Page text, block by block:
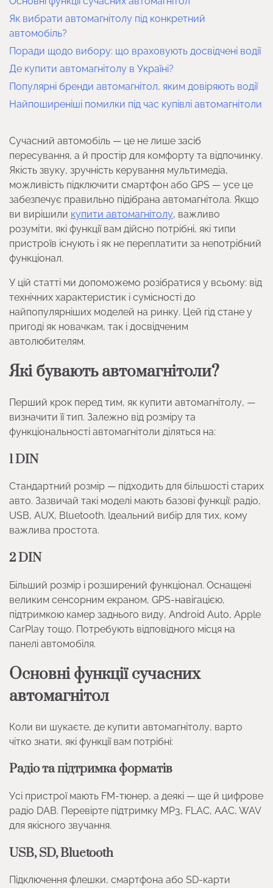
Як вибрати автомагнітолу під конкретний
автомобіль?
Поради щодо вибору: що враховують досвідчені водії
Де купити автомагнітолу в Україні?
Популярні бренди автомагнітол, яким довіряють водії
Найпоширеніші помилки під час купівлі автомагнітоли
Сучасний автомобіль — це не лише засіб
пересування, а й простір для комфорту та відпочинку.
Якість звуку, зручність керування мультимедіа,
можливість підключити смартфон або GPS — усе це
забезпечує правильно підібрана автомагнітола. Якщо
ви вирішили купити автомагнітолу, важливо
розуміти, які функції вам дійсно потрібні, які типи
пристроїв існують і як не переплатити за непотрібний
функціонал.
У цій статті ми допоможемо розібратися у всьому: від
технічних характеристик і сумісності до
найпопулярніших моделей на ринку. Цей гід стане у
пригоді як новачкам, так і досвідченим
автолюбителям.
Які бувають автомагнітоли?
Перший крок перед тим, як купити автомагнітолу, —
визначити її тип. Залежно від розміру та
функціональності автомагнітоли діляться на:
1 DIN
Стандартний розмір — підходить для більшості старих
авто. Зазвичай такі моделі мають базові функції: радіо,
USB, AUX, Bluetooth. Ідеальний вибір для тих, кому
важлива простота.
2 DIN
Більший розмір і розширений функціонал. Оснащені
великим сенсорним екраном, GPS-навігацією,
підтримкою камер заднього виду, Android Auto, Apple
CarPlay тощо. Потребують відповідного місця на
панелі автомобіля.
Основні функції сучасних
автомагнітол
Коли ви шукаєте, де купити автомагнітолу, варто
чітко знати, які функції вам потрібні:
Радіо та підтримка форматів
Усі пристрої мають FM-тюнер, а деякі — ще й цифрове
радіо DAB. Перевірте підтримку MP3, FLAC, AAC, WAV
для якісного звучання.
USB, SD, Bluetooth
Підключення флешки, смартфона або SD-карти